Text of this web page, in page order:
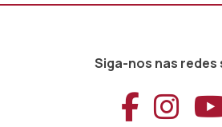
Siga-nos nas redes